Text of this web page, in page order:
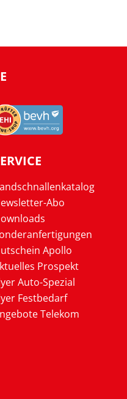
Abo
Apollo
Prospekt
Auto-Spezial
Festbedarf
Telekom